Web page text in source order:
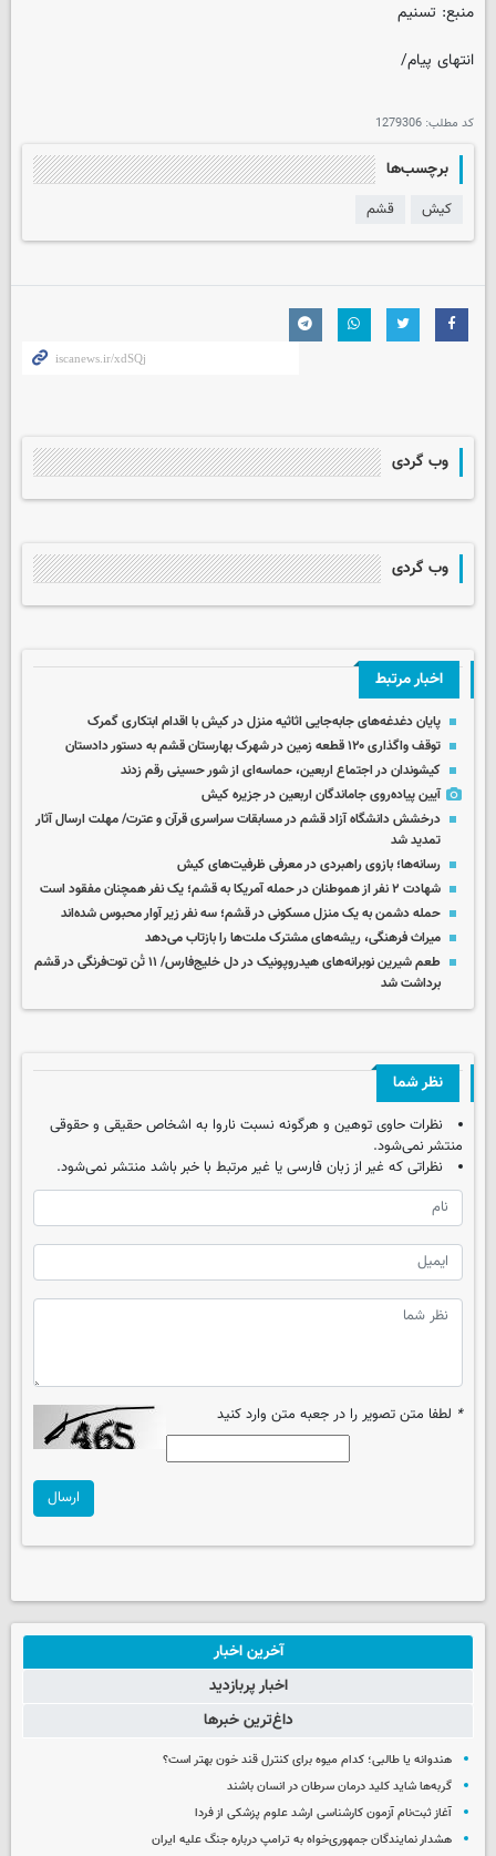
منبع: تسنیم
انتهای پیام/
کد مطلب: 1279306
برچسب‌ها
کیش قشم
وب گردی
وب گردی
اخبار مرتبط
پایان دغدغه‌های جابه‌جایی اثاثیه منزل در کیش با اقدام ابتکاری گمرک
توقف واگذاری ۱۲۰ قطعه زمین در شهرک بهارستان قشم به دستور دادستان
کیشوندان در اجتماع اربعین، حماسه‌ای از شور حسینی رقم زدند
آیین پیاده‌روی جاماندگان اربعین در جزیره کیش
درخشش دانشگاه آزاد قشم در مسابقات سراسری قرآن و عترت/ مهلت ارسال آثار
تمدید شد
رسانه‌ها؛ بازوی راهبردی در معرفی ظرفیت‌های کیش
شهادت ۲ نفر از هموطنان در حمله آمریکا به قشم؛ یک نفر همچنان مفقود است
حمله دشمن به یک منزل مسکونی در قشم؛ سه نفر زیر آوار محبوس شده‌اند
میراث فرهنگی، ریشه‌های مشترک ملت‌ها را بازتاب می‌دهد
طعم شیرین نوبرانه‌های هیدروپونیک در دل خلیج‌فارس/ ۱۱ تُن توت‌فرنگی در قشم
برداشت شد
نظر شما
نظرات حاوی توهین و هرگونه نسبت ناروا به اشخاص حقیقی و حقوقی
منتشر نمی‌شود.
نظراتی که غیر از زبان فارسی یا غیر مرتبط با خبر باشد منتشر نمی‌شود.
* لطفا متن تصویر را در جعبه متن وارد کنید
ارسال
آخرین اخبار
اخبار پربازدید
داغ‌ترین خبرها
هندوانه یا طالبی؛ کدام‌ میوه برای کنترل قند خون بهتر است؟
گربه‌ها شاید کلید درمان سرطان در انسان باشند
آغاز ثبت‌نام‌ آزمون کارشناسی ارشد علوم پزشکی از فردا
هشدار نمایندگان جمهوری‌خواه به ترامپ درباره جنگ علیه ایران